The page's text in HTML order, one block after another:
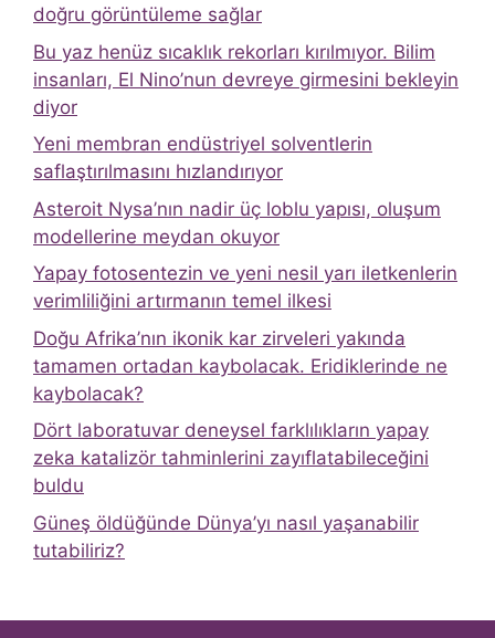
doğru görüntüleme sağlar
Bu yaz henüz sıcaklık rekorları kırılmıyor. Bilim
insanları, El Nino’nun devreye girmesini bekleyin
diyor
Yeni membran endüstriyel solventlerin
saflaştırılmasını hızlandırıyor
Asteroit Nysa’nın nadir üç loblu yapısı, oluşum
modellerine meydan okuyor
Yapay fotosentezin ve yeni nesil yarı iletkenlerin
verimliliğini artırmanın temel ilkesi
Doğu Afrika’nın ikonik kar zirveleri yakında
tamamen ortadan kaybolacak. Eridiklerinde ne
kaybolacak?
Dört laboratuvar deneysel farklılıkların yapay
zeka katalizör tahminlerini zayıflatabileceğini
buldu
Güneş öldüğünde Dünya’yı nasıl yaşanabilir
tutabiliriz?